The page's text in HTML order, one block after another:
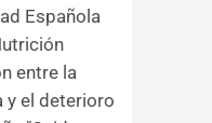
Española
entre la
y el deterioro